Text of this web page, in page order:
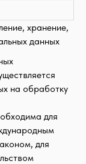
хранение,
данных
на обработку
для
для